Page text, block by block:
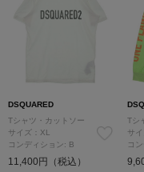
DSQUARED
Tシャツ・カットソー
サイズ：XL
コンディション: B
11,400円（税込）
Tシ
サ
コ